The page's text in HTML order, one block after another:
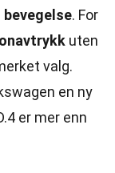
bevegelse. For
uten
valg.
en ny
er mer enn